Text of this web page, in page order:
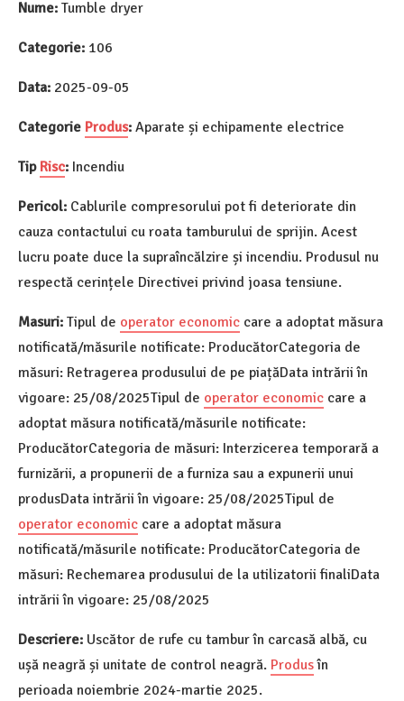
Nume: Tumble dryer
Categorie: 106
Data: 2025-09-05
Categorie Produs: Aparate și echipamente electrice
Tip Risc: Incendiu
Pericol: Cablurile compresorului pot fi deteriorate din
cauza contactului cu roata tamburului de sprijin. Acest
lucru poate duce la supraîncălzire și incendiu. Produsul nu
respectă cerințele Directivei privind joasa tensiune.
Masuri: Tipul de operator economic care a adoptat măsura
notificată/măsurile notificate: ProducătorCategoria de
măsuri: Retragerea produsului de pe piațăData intrării în
vigoare: 25/08/2025Tipul de operator economic care a
adoptat măsura notificată/măsurile notificate:
ProducătorCategoria de măsuri: Interzicerea temporară a
furnizării, a propunerii de a furniza sau a expunerii unui
produsData intrării în vigoare: 25/08/2025Tipul de
operator economic care a adoptat măsura
notificată/măsurile notificate: ProducătorCategoria de
măsuri: Rechemarea produsului de la utilizatorii finaliData
intrării în vigoare: 25/08/2025
Descriere: Uscător de rufe cu tambur în carcasă albă, cu
ușă neagră și unitate de control neagră. Produsîn
perioada noiembrie 2024-martie 2025.